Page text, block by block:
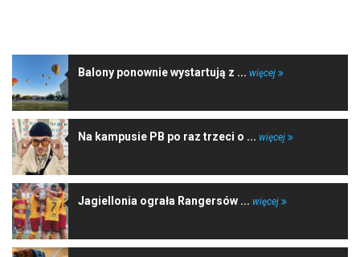
Balony ponownie wystartują z ... więcej
Na kampusie PB po raz trzeci o ... więcej
Jagiellonia ograła Rangersów ... więcej